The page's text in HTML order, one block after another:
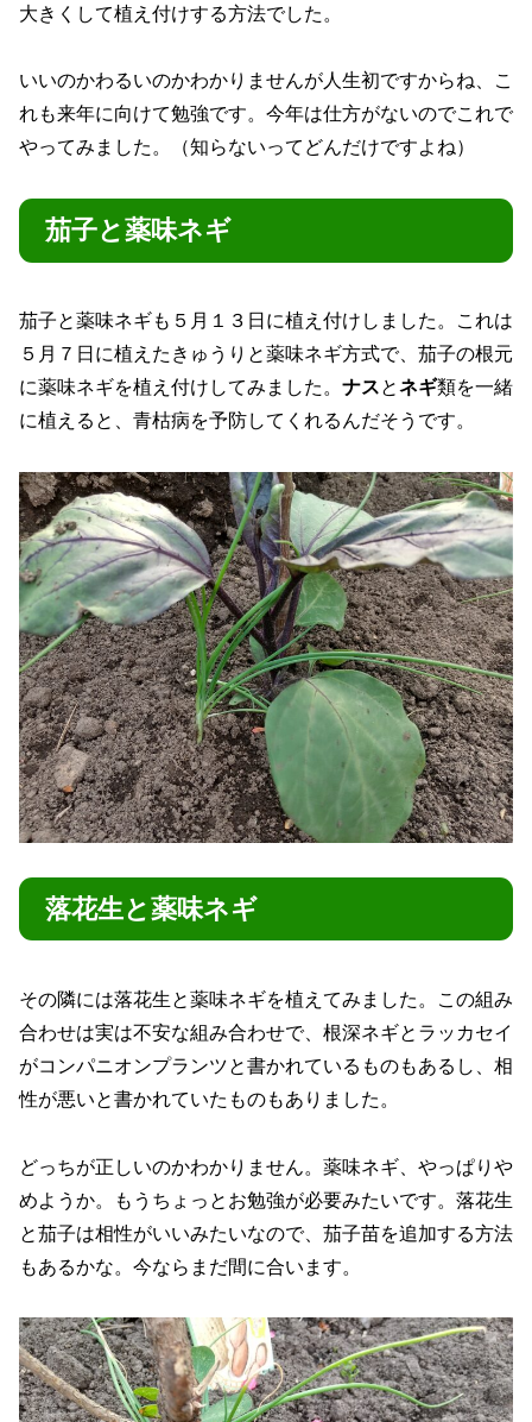
大きくして植え付けする方法でした。
いいのかわるいのかわかりませんが人生初ですからね、こ
れも来年に向けて勉強です。今年は仕方がないのでこれで
やってみました。（知らないってどんだけですよね）
茄子と薬味ネギ
茄子と薬味ネギも５月１３日に植え付けしました。これは
５月７日に植えたきゅうりと薬味ネギ方式で、茄子の根元
に薬味ネギを植え付けしてみました。 ナスとネギ類を一緒
に植えると、青枯病を予防してくれるんだそうです。
落花生と薬味ネギ
その隣には落花生と薬味ネギを植えてみました。この組み
合わせは実は不安な組み合わせで、根深ネギとラッカセイ
がコンパニオンプランツと書かれているものもあるし、相
性が悪いと書かれていたものもありました。
どっちが正しいのかわかりません。薬味ネギ、やっぱりや
めようか。もうちょっとお勉強が必要みたいです。落花生
と茄子は相性がいいみたいなので、茄子苗を追加する方法
もあるかな。今ならまだ間に合います。